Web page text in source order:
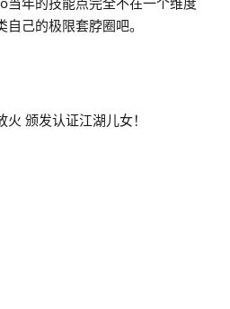
己的极限套脖圈吧。
颁发认证江湖儿女！